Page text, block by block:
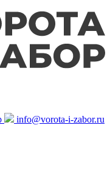
info@vorota-i-zabor.ru